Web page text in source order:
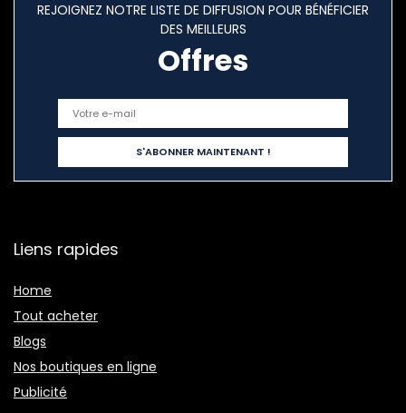
REJOIGNEZ NOTRE LISTE DE DIFFUSION POUR BÉNÉFICIER
DES MEILLEURS
Offres
Liens rapides
Home
Tout acheter
Blogs
Nos boutiques en ligne
Publicité